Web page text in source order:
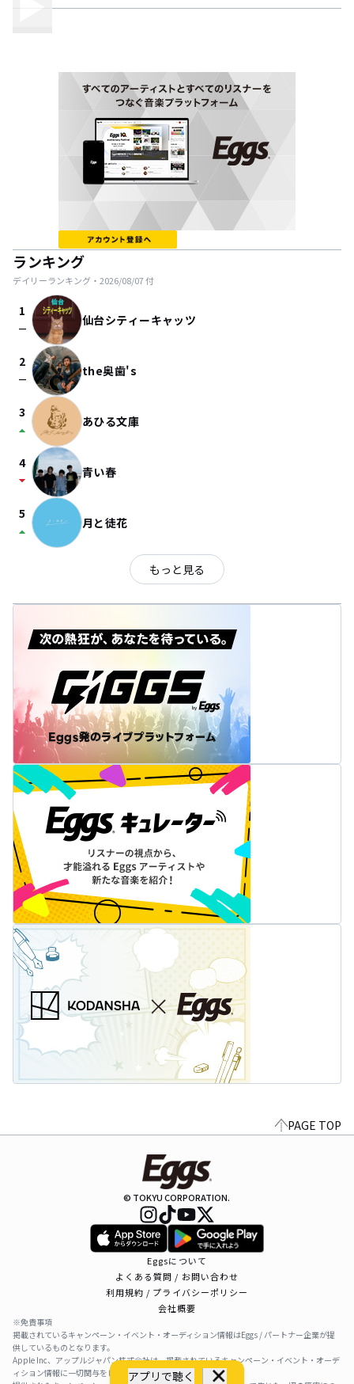
アプリで聴く
ランキング
デイリーランキング・ 2026/08/07付
1
check_indeterminate_small 仙台シティーキャッツ
2
check_indeterminate_small the奥歯's
3
arrow_drop_up あひる文庫
4
arrow_drop_down 青い春
5
arrow_drop_up 月と徒花
もっと見る
PAGE TOP
© TOKYU CORPORATION.
Eggsについて
よくある質問 / お問い合わせ
利用規約 / プライバシーポリシー
会社概要
※免責事項
掲載されているキャンペーン・イベント・オーディション情報はEggs / パートナー企業が提
供しているものとなります。
Apple Inc、アップルジャパン株式会社は、掲載されているキャンペーン・イベント・オーデ
ィション情報に一切関与をしておりません。